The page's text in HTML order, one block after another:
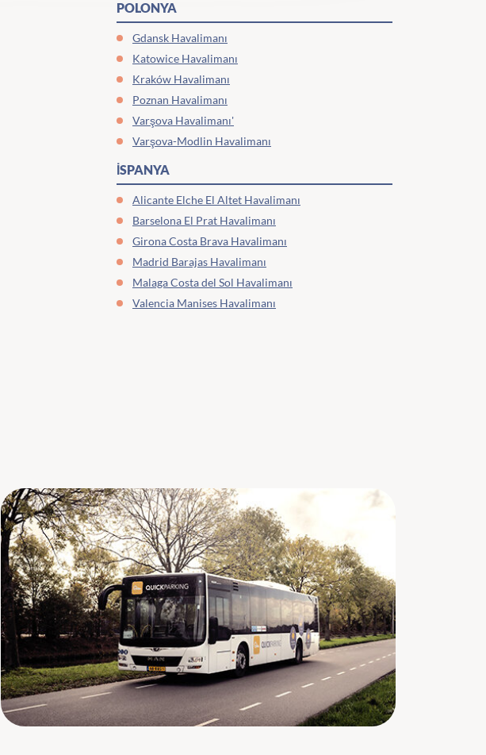
POLONYA
Gdansk Havalimanı
Katowice Havalimanı
Kraków Havalimanı
Poznan Havalimanı
Varşova Havalimanı'
Varşova-Modlin Havalimanı
İSPANYA
Alicante Elche El Altet Havalimanı
Barselona El Prat Havalimanı
Girona Costa Brava Havalimanı
Madrid Barajas Havalimanı
Malaga Costa del Sol Havalimanı
Valencia Manises Havalimanı